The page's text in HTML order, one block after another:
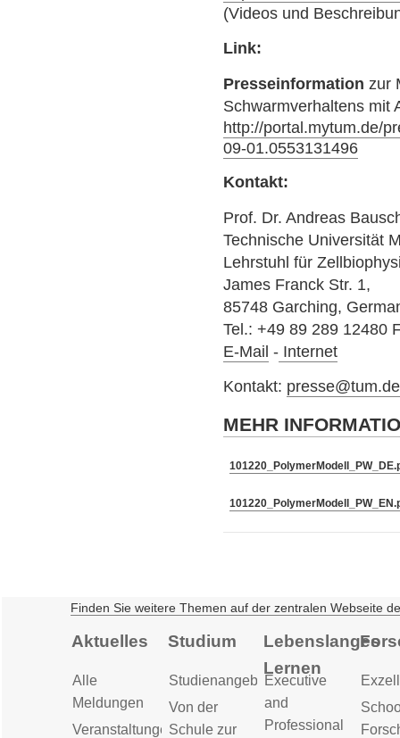
(Videos und
Link:
Presseinformation zur
Schwarmverhaltens mit
http://portal.mytum.de/
09-01.0553131496
Kontakt:
Prof. Dr. Andreas
Technische Universität
Lehrstuhl für
James Franck Str. 1,
85748 Garching,
Tel.: +49 89 289 12480
E-Mail - Internet
Kontakt: presse@tum.de
MEHR
Finden Sie weitere Themen auf der zentralen Webseite
Aktuelles
Alle
Meldungen
Veranstaltungen
Studium
Studienangebot
Von der
Schule zur
Lebenslanges
Lernen
Executive
and
Professional